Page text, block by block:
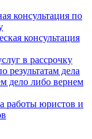
консультация по
консультация
в рассрочку
результатам дела
дело либо вернем
работы юристов и